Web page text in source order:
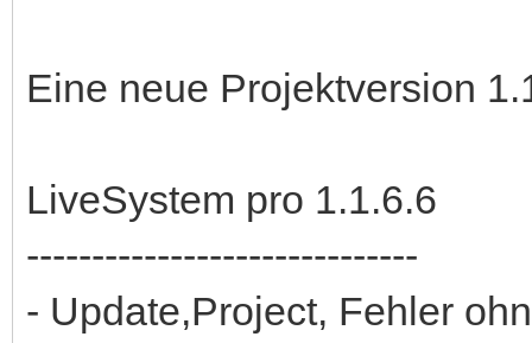
Eine neue Projektversion
LiveSystem pro 1.1.6.6
------------------------------
- Update,Project, Fehler